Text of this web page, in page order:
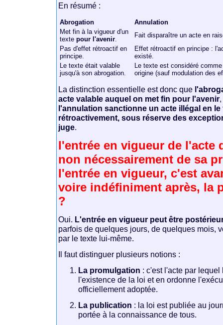
En résumé :
Abrogation
Annulation
Met fin à la vigueur d'un
textepour l'avenir
Fait disparaître un acte en
Pas d'effet rétroactif en
principe.
Effet rétroactif en principe :
existé.
Le texte était valable
jusqu'à son abrogation.
Le texte est considéré
origine (sauf modulation des
La distinction essentielle est donc que
acte valable auquel on met fin pour l'avenir
l'annulation sanctionne un acte illégal en
rétroactivement, sous réserve des
juge
l'entrée en vigueur de l'acte
non nécessairement de sa
l'entrée en vigueur, c'est
voire indéfiniment après, la
?
Oui. L'entrée en vigueur peut être
parfois de quelques jours, de quelques mois,
par le texte lui-même.
Il faut distinguer plusieurs notions :
La promulgation : c'est l'acte par
l'existence de la loi et en ordonne
officiellement adoptée.
La publication : la loi est publiée au
portée à la connaissance de tous.